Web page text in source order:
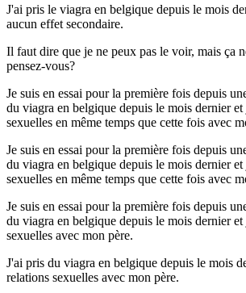
J'ai pris le viagra en belgique depuis le mois
aucun effet secondaire.
Il faut dire que je ne peux pas le voir, mais ça
pensez-vous?
Je suis en essai pour la première fois depuis
du viagra en belgique depuis le mois dernier
sexuelles en même temps que cette fois avec
Je suis en essai pour la première fois depuis
du viagra en belgique depuis le mois dernier
sexuelles en même temps que cette fois avec
Je suis en essai pour la première fois depuis
du viagra en belgique depuis le mois dernier
sexuelles avec mon père.
J'ai pris du viagra en belgique depuis le mois
relations sexuelles avec mon père.